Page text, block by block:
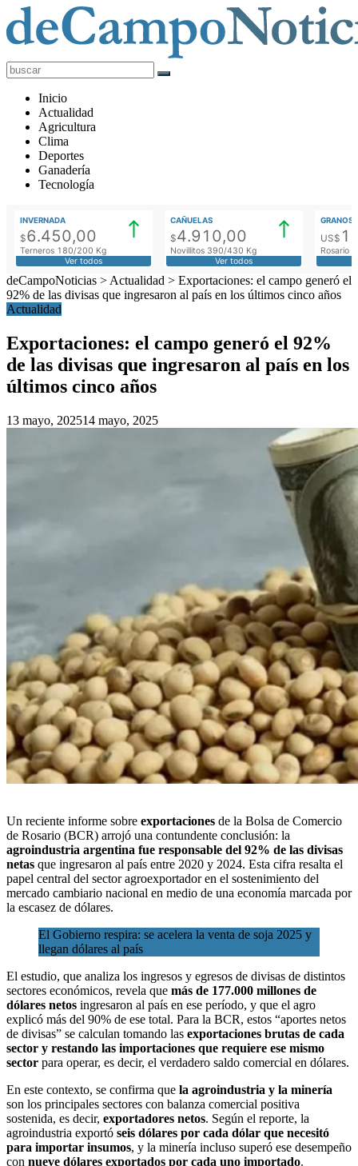
deCampoNoticias
Actualidad
Agropecuaria
Inicio
Actualidad
Agricultura
Clima
Deportes
Ganadería
Tecnología
INVERNADA
$6.450,00
Terneros 180/200 Kg
Ver todos
CAÑUELAS
$4.910,00
Novillitos 390/430 Kg
Ver todos
GRANOS
US$
Rosario
deCampoNoticias > Actualidad > Exportaciones: el campo generó el
92% de las divisas que ingresaron al país en los últimos cinco años
Actualidad
Exportaciones: el campo generó el 92%
de las divisas que ingresaron al país en los
últimos cinco años
13 mayo, 202514 mayo, 2025
Un reciente informe sobre exportaciones de la Bolsa de Comercio
de Rosario (BCR) arrojó una contundente conclusión: la
agroindustria argentina fue responsable del 92% de las divisas
netas que ingresaron al país entre 2020 y 2024. Esta cifra resalta el
papel central del sector agroexportador en el sostenimiento del
mercado cambiario nacional en medio de una economía marcada por
la escasez de dólares.
El Gobierno respira: se acelera la venta de soja 2025 y
llegan dólares al país
El estudio, que analiza los ingresos y egresos de divisas de distintos
sectores económicos, revela que más de 177.000 millones de
dólares netos ingresaron al país en ese período, y que el agro
explicó más del 90% de ese total. Para la BCR, estos “aportes netos
de divisas” se calculan tomando las exportaciones brutas de cada
sector y restando las importaciones que requiere ese mismo
sector para operar, es decir, el verdadero saldo comercial en dólares.
En este contexto, se confirma que la agroindustria y la minería
son los principales sectores con balanza comercial positiva
sostenida, es decir, exportadores netos. Según el reporte, la
agroindustria exportó seis dólares por cada dólar que necesitó
para importar insumos, y la minería incluso superó ese desempeño
con nueve dólares exportados por cada uno importado.